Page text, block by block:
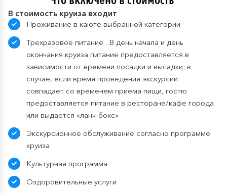
В стоимость круиза входит
Проживание в каюте выбранной категории
Трехразовое питание . В день начала и день
окончания круиза питание предоставляется в
зависимости от времени посадки и высадки; в
случае, если время проведения экскурсии
совпадает со временем приема пищи, гостю
предоставляется питание в ресторане/кафе города
или выдается «ланч-бокс»
Экскурсионное обслуживание согласно программе
круиза
Культурная программа
Оздоровительные услуги